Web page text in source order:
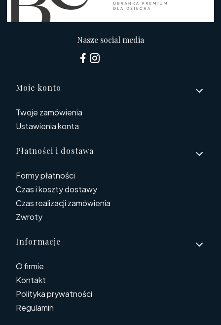
Nasze social media
Linki w stopce
Moje konto
Twoje zamówienia
Ustawienia konta
Płatności i dostawa
Formy płatności
Czas i koszty dostawy
Czas realizacji zamówienia
Zwroty
Informacje
O firmie
Kontakt
Polityka prywatności
Regulamin